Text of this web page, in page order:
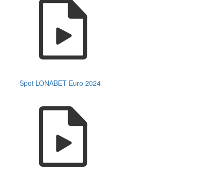
Spot LONABET Euro 2024